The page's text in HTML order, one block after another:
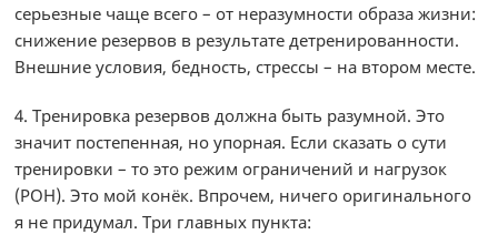
серьезные чаще всего – от неразумности образа жизни:
снижение резервов в результате детренированности.
Внешние условия, бедность, стрессы – на втором месте.
4. Тренировка резервов должна быть разумной. Это
значит постепенная, но упорная. Если сказать о сути
тренировки – то это режим ограничений и нагрузок
(РОН). Это мой конёк. Впрочем, ничего оригинального
я не придумал. Три главных пункта: